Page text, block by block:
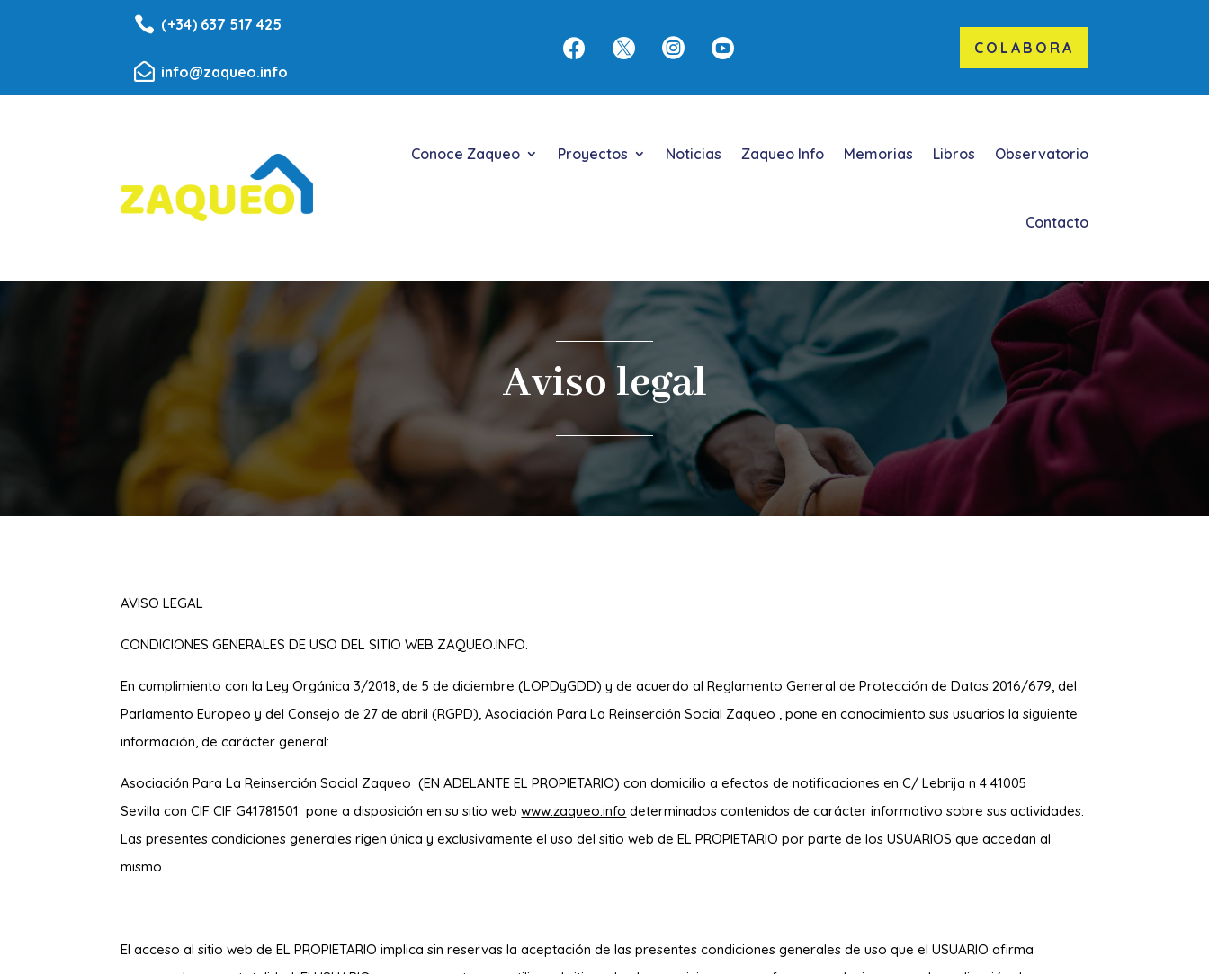
 (+34) 637 517 425
 info@zaqueo.info
    COLABORA
Conoce Zaqueo Proyectos Noticias Zaqueo Info Memorias Libros Observatorio
Contacto
Aviso legal
AVISO LEGAL
CONDICIONES GENERALES DE USO DEL SITIO WEB ZAQUEO.INFO.
En cumplimiento con la Ley Orgánica 3/2018, de 5 de diciembre (LOPDyGDD) y de acuerdo al Reglamento General de Protección de Datos 2016/679, del
Parlamento Europeo y del Consejo de 27 de abril (RGPD),Asociación Para La Reinserción Social Zaqueo
, pone en conocimiento sus usuarios la siguiente
información, de carácter general:
Asociación Para La Reinserción Social Zaqueo (EN ADELANTE EL PROPIETARIO) con domicilio a efectos de notificaciones enC/ Lebrija n 4 41005
Sevilla conCIF CIF G41781501 pone a disposición en su sitio web www.zaqueo.info determinados contenidos de carácter informativo sobre sus actividades.
Las presentes condiciones generales rigen única y exclusivamente el uso del sitio web de EL PROPIETARIO por parte de los USUARIOS que accedan al
mismo.
El acceso al sitio web de EL PROPIETARIO implica sin reservas la aceptación de las presentes condiciones generales de uso que el USUARIO afirma